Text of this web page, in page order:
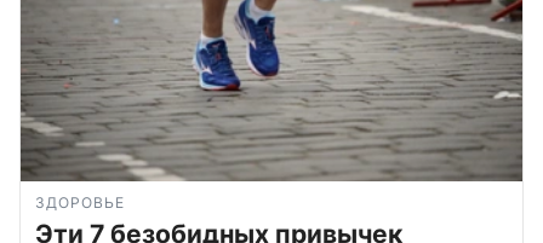
ЗДОРОВЬЕ
Эти 7 безобидных привычек